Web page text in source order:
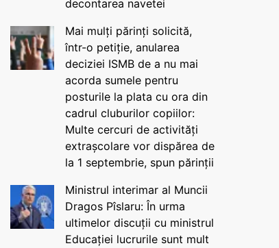
decontarea navetei
Mai mulți părinți solicită,
într-o petiție, anularea
deciziei ISMB de a nu mai
acorda sumele pentru
posturile la plata cu ora din
cadrul cluburilor copiilor:
Multe cercuri de activități
extrașcolare vor dispărea de
la 1 septembrie, spun părinții
Ministrul interimar al Muncii
Dragos Pîslaru: În urma
ultimelor discuții cu ministrul
Educației lucrurile sunt mult